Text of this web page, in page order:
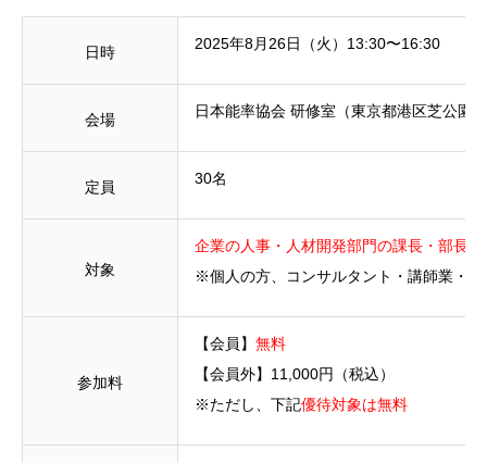
日時 2025年8月26日（火）13:30〜16:30
会場 日本能率協会 研修室（東京都港区芝公園）
定員 30名
対象
企業の人事・人材開発部門の課長・部長
※個人の方、コンサルタント・講師業・
参加料
【会員】 無料
【会員外】11,000円（税込）
※ただし、下記優待対象は無料